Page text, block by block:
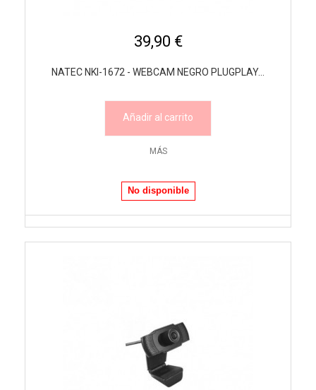
39,90 €
NATEC NKI-1672 - WEBCAM NEGRO PLUGPLAY...
Añadir al carrito
MÁS
No disponible